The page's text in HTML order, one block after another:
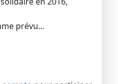
prévu...